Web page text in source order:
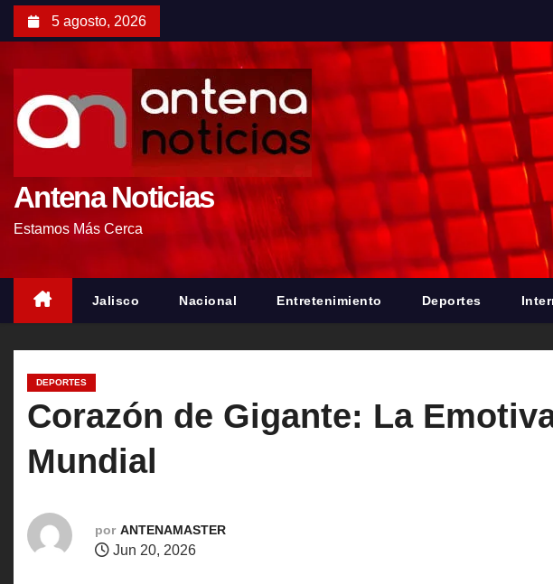
5 agosto, 2026
Antena Noticias
Estamos Más Cerca
Jalisco Nacional Entretenimiento Deportes
DEPORTES
Corazón de Gigante: La
Mundial
por ANTENAMASTER
Jun 20, 2026